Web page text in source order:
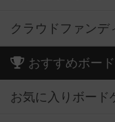
クラウドファンデ
おすすめボー
お気に入りボード